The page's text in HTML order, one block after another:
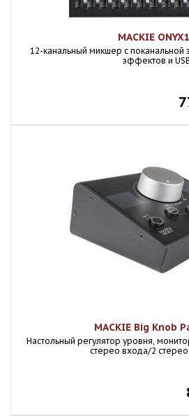
MACKIE
12-канальный микшер с поканальной
эффектов и
MACKIE Big Knob
Настольный регулятор уровня,
стерео входа/2